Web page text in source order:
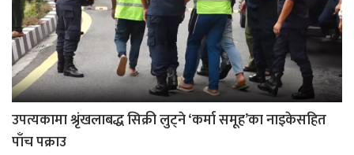
उपत्यकामा श्रृंखलाबद्ध सिक्री लुट्ने ‘कर्मा समूह’का नाइकेसहित
पाँच पक्राउ